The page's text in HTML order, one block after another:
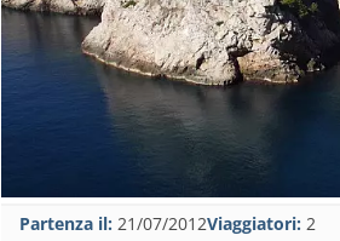
Partenza il: 21/07/2012Viaggiatori: 2